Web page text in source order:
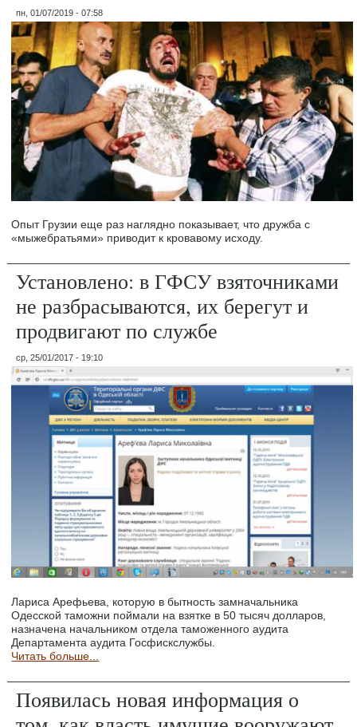
пн, 01/07/2019 - 07:58
Опыт Грузии еще раз наглядно показывает, что дружба с
«мыжебратьями» приводит к кровавому исходу.
Установлено: в ГФСУ взяточниками
не разбрасываются, их берегут и
продвигают по службе
ср, 25/01/2017 - 19:10
Лариса Арефьева, которую в бытность замначальника
Одесской таможни поймали на взятке в 50 тысяч долларов,
назначена начальником отдела таможенного аудита
Департамента аудита Госфискслужбы.
Читать больше...
Появилась новая информация о